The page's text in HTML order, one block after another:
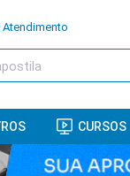
Atendimento
CURSOS